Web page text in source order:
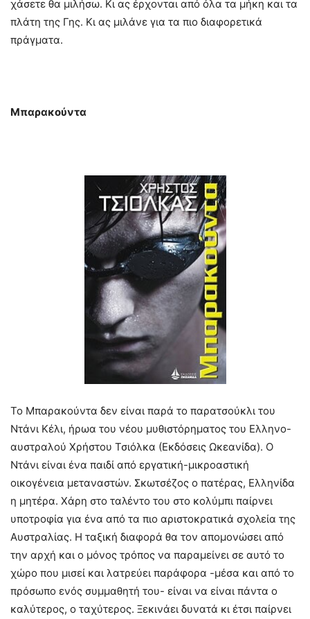
χάσετε θα μιλήσω. Κι ας έρχονται από όλα τα μήκη και τα
πλάτη της Γης. Κι ας μιλάνε για τα πιο διαφορετικά
πράγματα.
Μπαρακούντα
Το Μπαρακούντα δεν είναι παρά το παρατσούκλι του
Ντάνι Κέλι, ήρωα του νέου μυθιστόρηματος του Ελληνο-
αυστραλού Χρήστου Τσιόλκα (Εκδόσεις Ωκεανίδα). Ο
Ντάνι είναι ένα παιδί από εργατική-μικροαστική
οικογένεια μεταναστών. Σκωτσέζος ο πατέρας, Ελληνίδα
η μητέρα. Χάρη στο ταλέντο του στο κολύμπι παίρνει
υποτροφία για ένα από τα πιο αριστοκρατικά σχολεία της
Αυστραλίας. Η ταξική διαφορά θα τον απομονώσει από
την αρχή και ο μόνος τρόπος να παραμείνει σε αυτό το
χώρο που μισεί και λατρεύει παράφορα -μέσα και από το
πρόσωπο ενός συμμαθητή του- είναι να είναι πάντα ο
καλύτερος, ο ταχύτερος. Ξεκινάει δυνατά κι έτσι παίρνει